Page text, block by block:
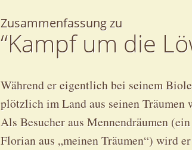
Zusammenfassung zu
“Kampf um die
Während er eigentlich bei seinem
plötzlich im Land aus seinen Träumen
Als Besucher aus Mennendräumen
Florian aus „meinen Träumen“) wird